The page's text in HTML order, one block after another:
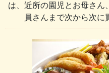
は、近所の園児とお母さん
員さんまで次から次に